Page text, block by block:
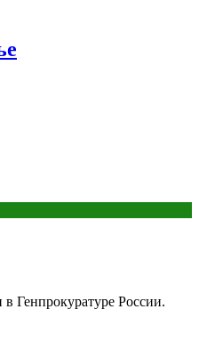
Генпрокуратуре России.